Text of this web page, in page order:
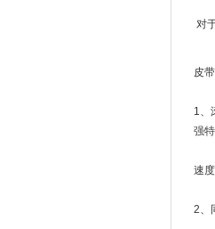
对
皮
1、
强
速
2、